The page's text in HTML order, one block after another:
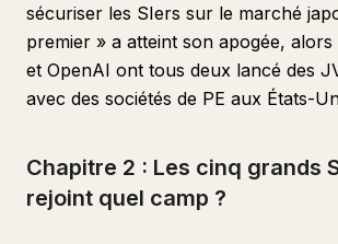
sécuriser les SIers sur le marché
premier » a atteint son apogée,
et OpenAI ont tous deux lancé des
avec des sociétés de PE aux États-
Chapitre 2 : Les cinq grands
rejoint quel camp ?